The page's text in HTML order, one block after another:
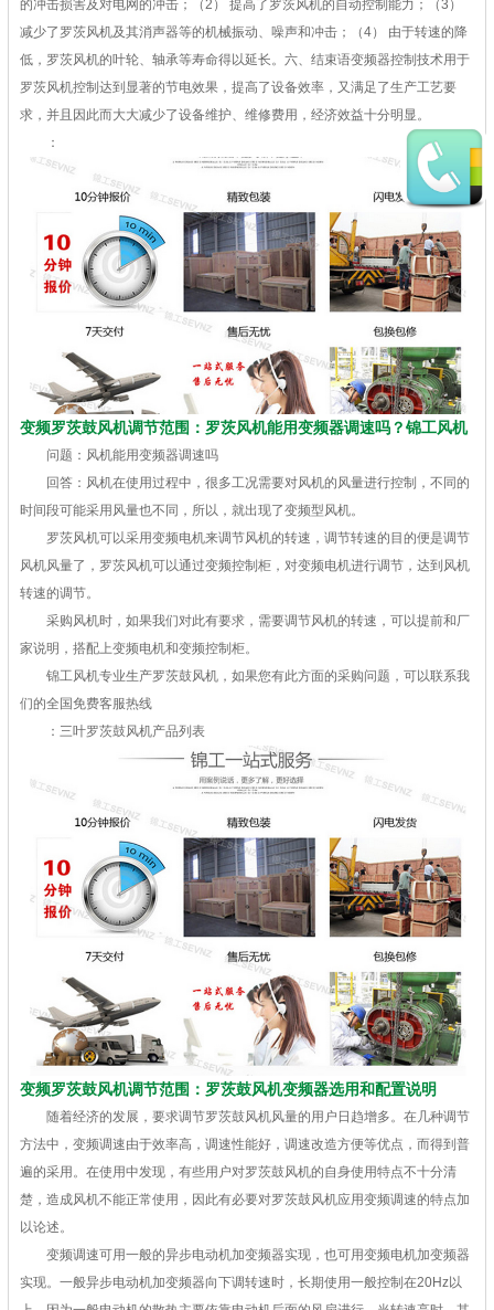
的冲击损害及对电网的冲击；（2） 提高了罗茨风机的自动控制能力；（3）
减少了罗茨风机及其消声器等的机械振动、噪声和冲击；（4） 由于转速的降
低，罗茨风机的叶轮、轴承等寿命得以延长。六、结束语变频器控制技术用于
罗茨风机控制达到显著的节电效果，提高了设备效率，又满足了生产工艺要
求，并且因此而大大减少了设备维护、维修费用，经济效益十分明显。
：
变频罗茨鼓风机调节范围：罗茨风机能用变频器调速吗？锦工风机
问题：风机能用变频器调速吗
回答：风机在使用过程中，很多工况需要对风机的风量进行控制，不同的
时间段可能采用风量也不同，所以，就出现了变频型风机。
罗茨风机可以采用变频电机来调节风机的转速，调节转速的目的便是调节
风机风量了，罗茨风机可以通过变频控制柜，对变频电机进行调节，达到风机
转速的调节。
采购风机时，如果我们对此有要求，需要调节风机的转速，可以提前和厂
家说明，搭配上变频电机和变频控制柜。
锦工风机专业生产罗茨鼓风机，如果您有此方面的采购问题，可以联系我
们的全国免费客服热线
：三叶罗茨鼓风机产品列表
变频罗茨鼓风机调节范围：罗茨鼓风机变频器选用和配置说明
随着经济的发展，要求调节罗茨鼓风机风量的用户日趋增多。在几种调节
方法中，变频调速由于效率高，调速性能好，调速改造方便等优点，而得到普
遍的采用。在使用中发现，有些用户对罗茨鼓风机的自身使用特点不十分清
楚，造成风机不能正常使用，因此有必要对罗茨鼓风机应用变频调速的特点加
以论述。
变频调速可用一般的异步电动机加变频器实现，也可用变频电机加变频器
实现。一般异步电动机加变频器向下调转速时，长期使用一般控制在20Hz以